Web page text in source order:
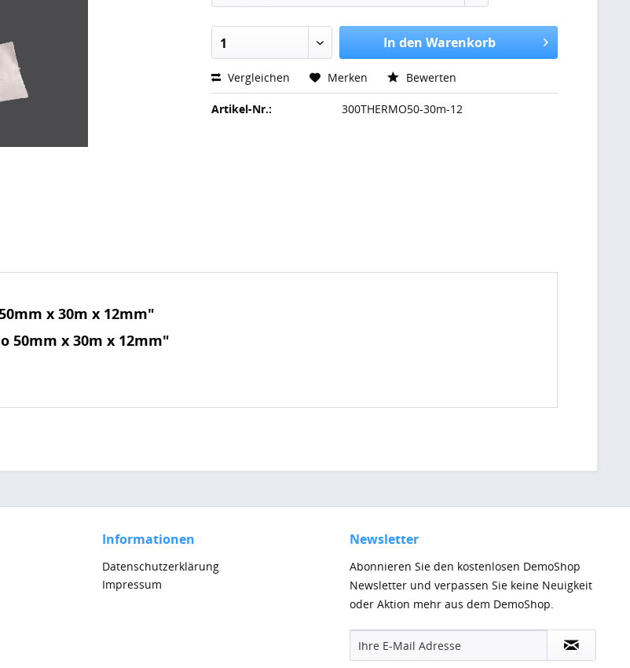
1 In den Warenkorb
Vergleichen Merken Bewerten
Artikel-Nr.: 300THERMO50-30m-12
x 30m x 12mm"
50mm x 30m x 12mm"
Informationen
Datenschutzerklärung
Impressum
Newsletter
Abonnieren Sie den kostenlosen DemoShop
Newsletter und verpassen Sie keine Neuigkeit
oder Aktion mehr aus dem DemoShop.